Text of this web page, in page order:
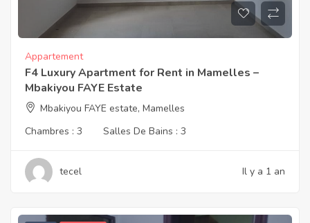
Appartement
F4 Luxury Apartment for Rent in Mamelles –
Mbakiyou FAYE Estate
Mbakiyou FAYE estate, Mamelles
Chambres : 3 Salles De Bains : 3
tecel Il y a 1 an